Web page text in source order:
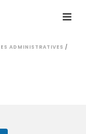
ADMINISTRATIVES /